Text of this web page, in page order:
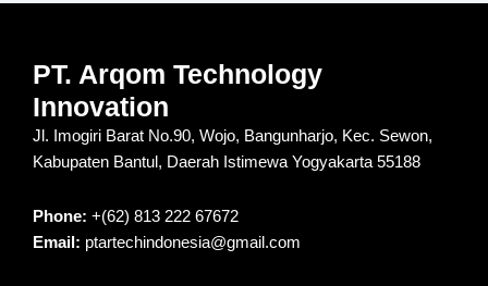
PT. Arqom Technology
Innovation
Jl. Imogiri Barat No.90, Wojo, Bangunharjo, Kec. Sewon,
Kabupaten Bantul, Daerah Istimewa Yogyakarta 55188
Phone: +(62) 813 222 67672
Email: ptartechindonesia@gmail.com